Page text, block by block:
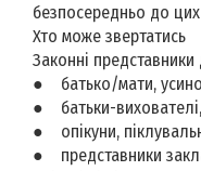
безпосередньо до
Хто може звертатись
Законні представники
● батько/мати,
● батьки-
● опікуни,
● представники